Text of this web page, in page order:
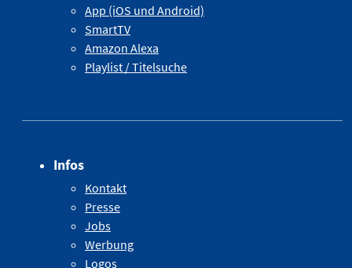
App (iOS und Android)
SmartTV
Amazon Alexa
Playlist / Titelsuche
Infos
Kontakt
Presse
Jobs
Werbung
Logos